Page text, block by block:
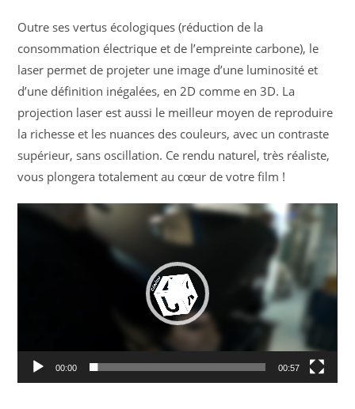
Outre ses vertus écologiques (réduction de la
consommation électrique et de l’empreinte carbone), le
laser permet de projeter une image d’une luminosité et
d’une définition inégalées, en 2D comme en 3D. La
projection laser est aussi le meilleur moyen de reproduire
la richesse et les nuances des couleurs, avec un contraste
supérieur, sans oscillation. Ce rendu naturel, très réaliste,
vous plongera totalement au cœur de votre film !
Lecteur
00:00 00:57